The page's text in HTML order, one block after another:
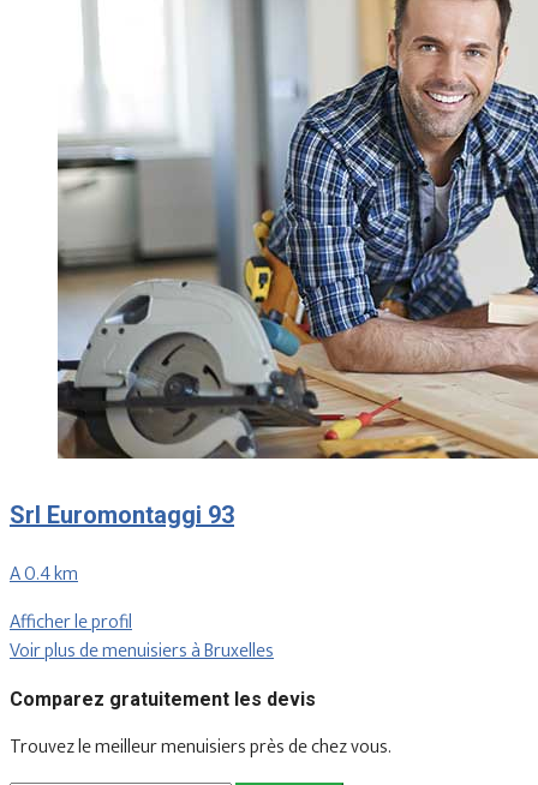
Srl Euromontaggi 93
A 0.4 km
Afficher le profil
Voir plus de menuisiers à Bruxelles
Comparez gratuitement les devis
Trouvez le meilleur menuisiers près de chez vous.